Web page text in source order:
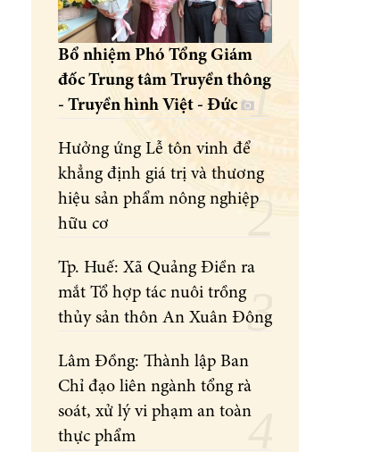
Bổ nhiệm Phó Tổng Giám
đốc Trung tâm Truyền thông
- Truyền hình Việt - Đức
Hưởng ứng Lễ tôn vinh để
khẳng định giá trị và thương
hiệu sản phẩm nông nghiệp
hữu cơ
Tp. Huế: Xã Quảng Điền ra
mắt Tổ hợp tác nuôi trồng
thủy sản thôn An Xuân Đông
Lâm Đồng: Thành lập Ban
Chỉ đạo liên ngành tổng rà
soát, xử lý vi phạm an toàn
thực phẩm